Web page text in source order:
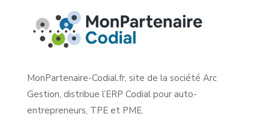
MonPartenaire-Codial.fr, site de la société Arc
Gestion, distribue l’ERP Codial pour auto-
entrepreneurs, TPE et PME.